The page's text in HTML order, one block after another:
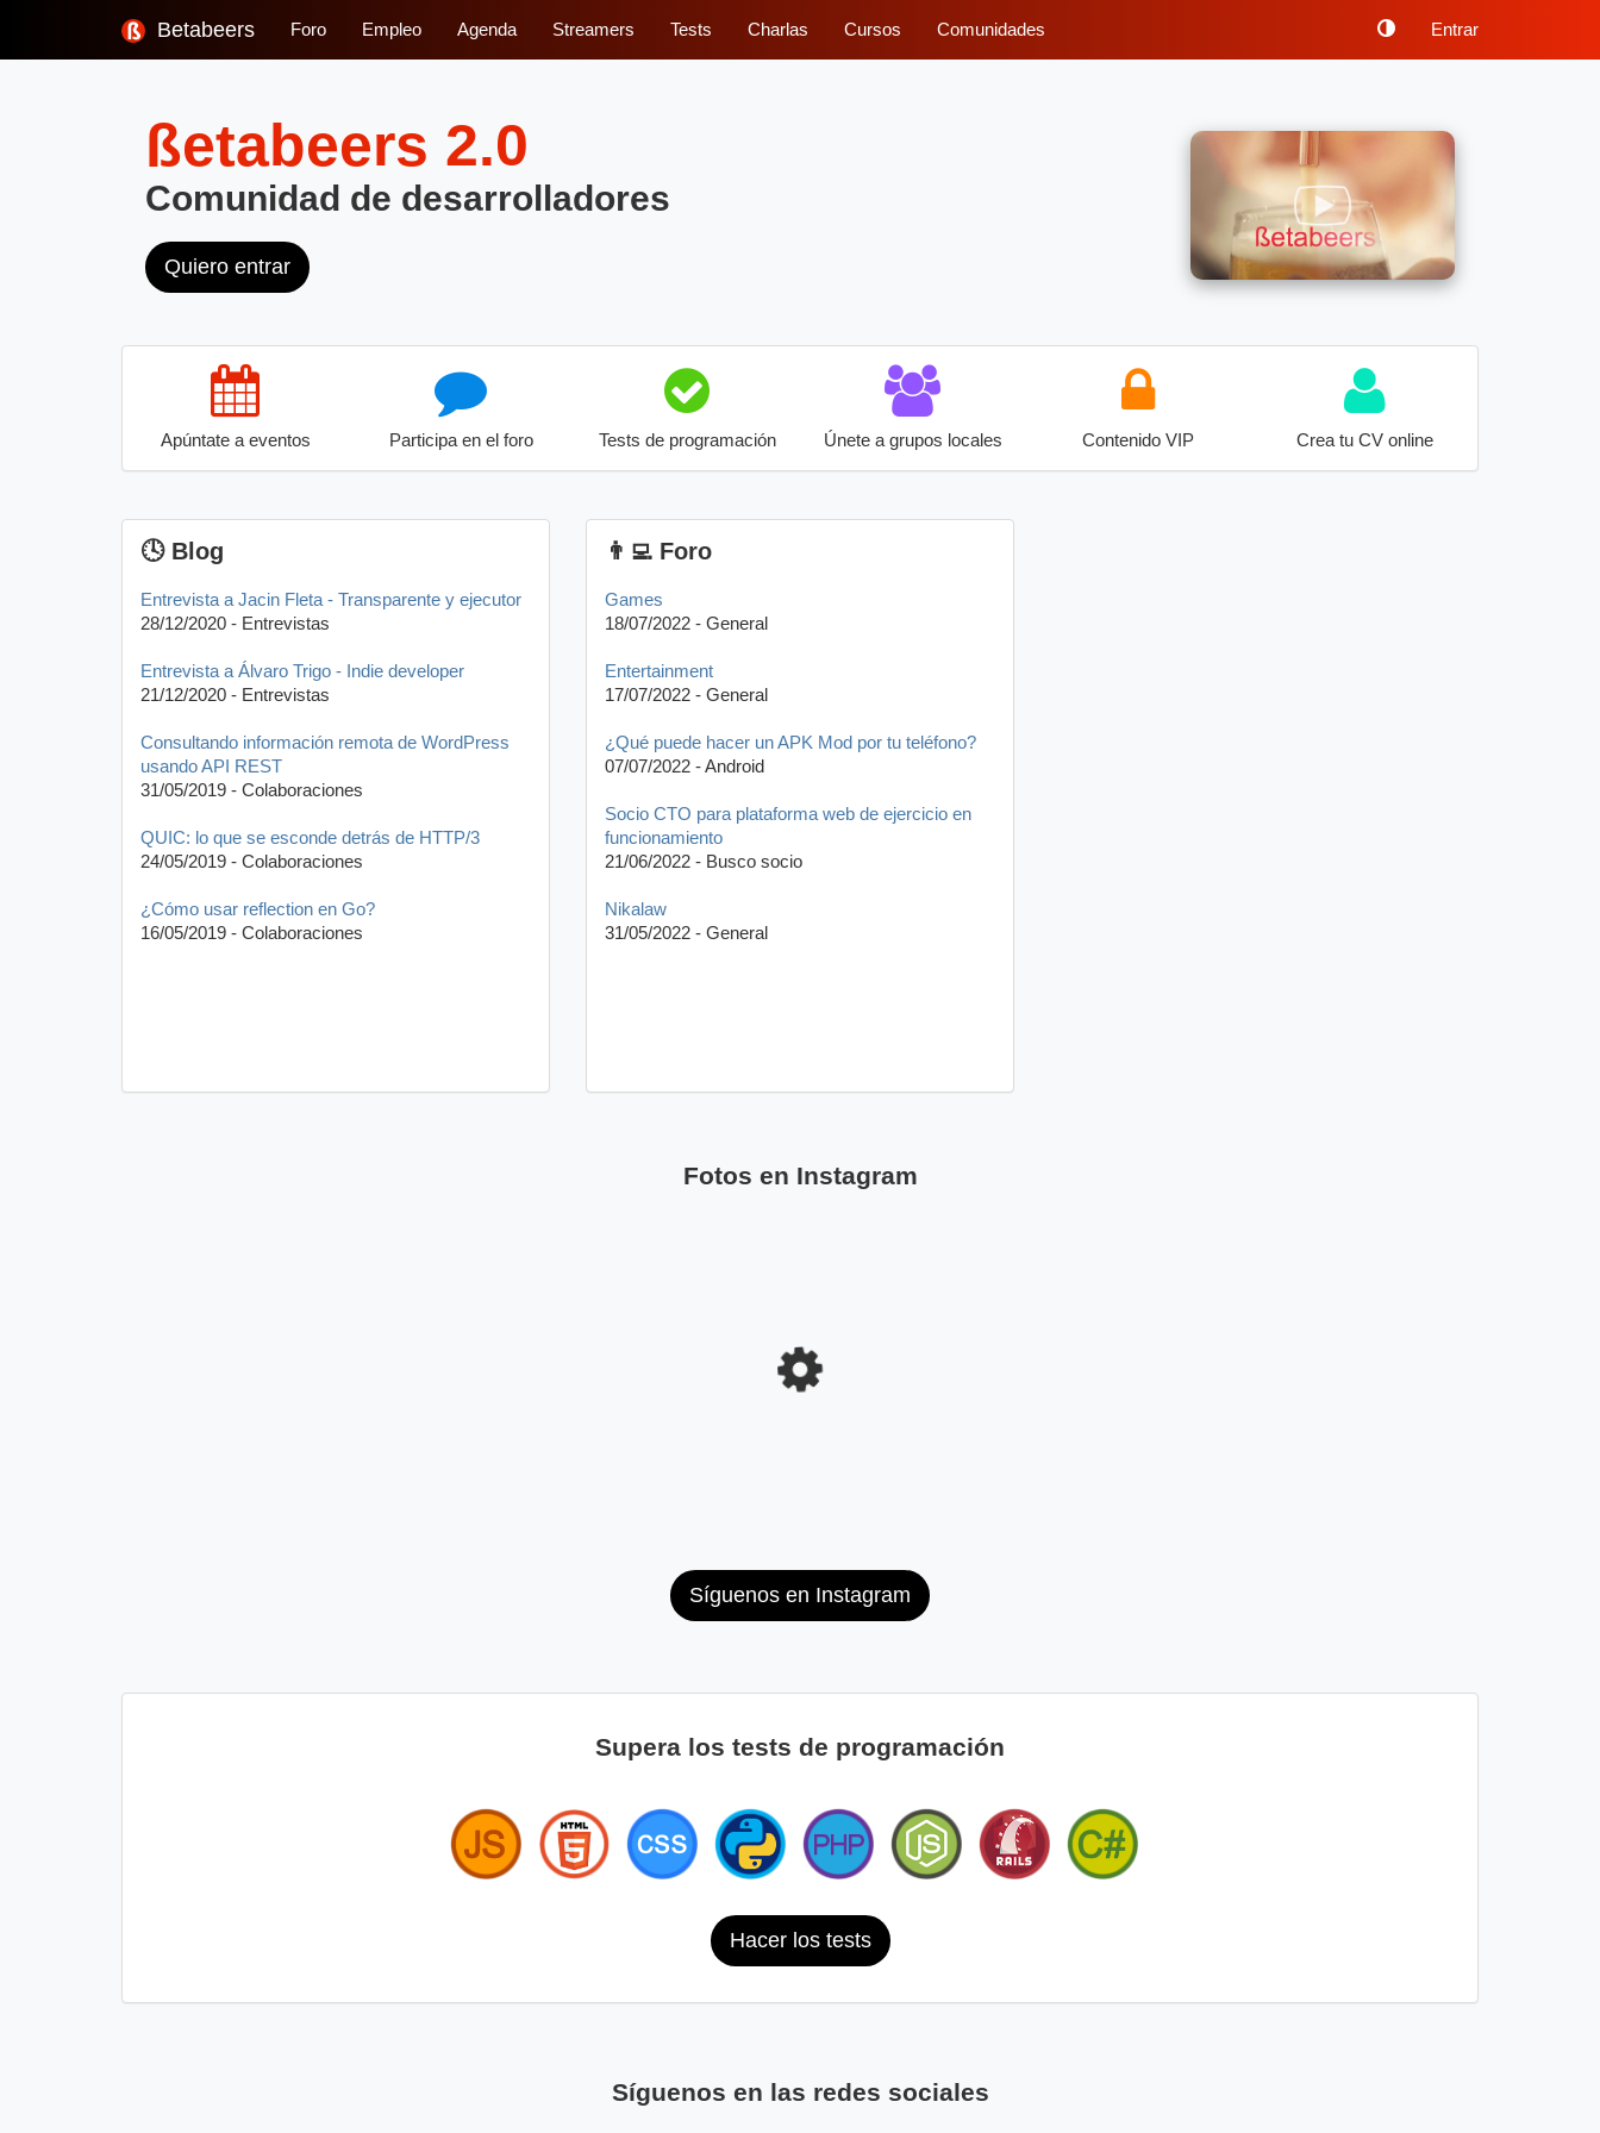
Betabeers Foro Empleo Agenda Streamers Tests Charlas Cursos Comunidades Entrar
ßetabeers 2.0
Comunidad de desarrolladores
Quiero entrar
Apúntate a eventos Participa en el foro Tests de programación Únete a grupos locales Contenido VIP Crea tu CV online
🕓 Blog
Entrevista a Jacin Fleta - Transparente y ejecutor
28/12/2020 - Entrevistas
Entrevista a Álvaro Trigo - Indie developer
21/12/2020 - Entrevistas
Consultando información remota de WordPress
usando API REST
31/05/2019 - Colaboraciones
QUIC: lo que se esconde detrás de HTTP/3
24/05/2019 - Colaboraciones
¿Cómo usar reflection en Go?
16/05/2019 - Colaboraciones
👨‍💻 Foro
Games
18/07/2022 - General
Entertainment
17/07/2022 - General
¿Qué puede hacer un APK Mod por tu teléfono?
07/07/2022 - Android
Socio CTO para plataforma web de ejercicio en
funcionamiento
21/06/2022 - Busco socio
Nikalaw
31/05/2022 - General
Fotos en Instagram
Síguenos en Instagram
Supera los tests de programación
Hacer los tests
Síguenos en las redes sociales